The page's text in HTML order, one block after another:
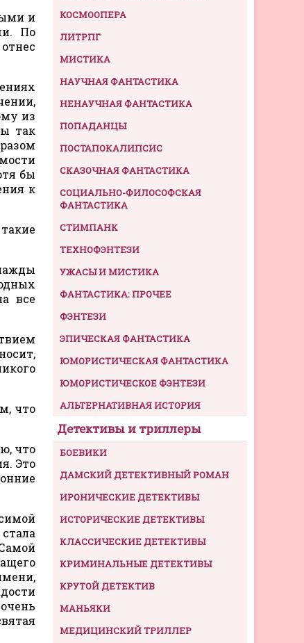
и
По
из
так
бы
к
все
что
что
Это
КОСМООПЕРА
ЛИТРПГ
МИСТИКА
НАУЧНАЯ ФАНТАСТИКА
НЕНАУЧНАЯ ФАНТАСТИКА
ПОПАДАНЦЫ
ПОСТАПОКАЛИПСИС
СКАЗОЧНАЯ ФАНТАСТИКА
СОЦИАЛЬНО-ФИЛОСОФСКАЯ
ФАНТАСТИКА
СТИМПАНК
ТЕХНОФЭНТЕЗИ
УЖАСЫ И МИСТИКА
ФАНТАСТИКА: ПРОЧЕЕ
ФЭНТЕЗИ
ЭПИЧЕСКАЯ ФАНТАСТИКА
ЮМОРИСТИЧЕСКАЯ ФАНТАСТИКА
ЮМОРИСТИЧЕСКОЕ ФЭНТЕЗИ
АЛЬТЕРНАТИВНАЯ ИСТОРИЯ
Детективы и триллеры
БОЕВИКИ
ДАМСКИЙ ДЕТЕКТИВНЫЙ РОМАН
ИРОНИЧЕСКИЕ ДЕТЕКТИВЫ
ИСТОРИЧЕСКИЕ ДЕТЕКТИВЫ
КЛАССИЧЕСКИЕ ДЕТЕКТИВЫ
КРИМИНАЛЬНЫЕ ДЕТЕКТИВЫ
КРУТОЙ ДЕТЕКТИВ
МАНЬЯКИ
МЕДИЦИНСКИЙ ТРИЛЛЕР